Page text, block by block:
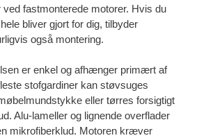
fastmonterede motorer. Hvis du
bliver gjort for dig, tilbyder
også montering.
er enkel og afhænger primært af
stofgardiner kan støvsuges
eller tørres forsigtigt
Alu-lameller og lignende overflader
mikrofiberklud. Motoren kræver